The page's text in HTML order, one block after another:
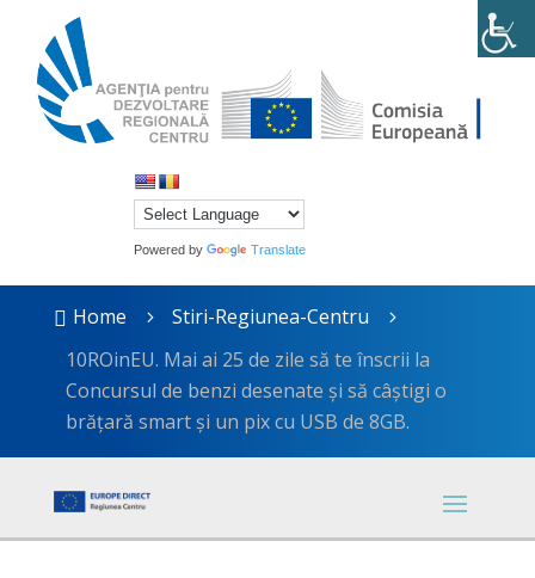
Powered by Translate
 Home 5 Stiri-Regiunea-Centru 5
10ROinEU. Mai ai 25 de zile să te înscrii la
Concursul de benzi desenate și să câștigi o
brățară smart și un pix cu USB de 8GB.